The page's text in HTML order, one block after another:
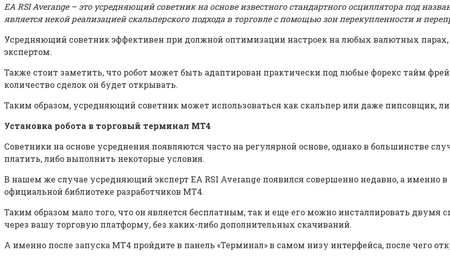
EA RSI Averange – это усредняющий советник на основе известного стандартного осциллятора под
является некой реализацией скальперского подхода в торговле с помощью зон перекупленности и
Усредняющий советник эффективен при должной оптимизации настроек на любых валютных
экспертом.
Также стоит заметить, что робот может быть адаптирован практически под любые форекс тайм
количество сделок он будет открывать.
Таким образом, усредняющий советник может использоваться как скальпер или даже пипсовщик,
Установка робота в торговый терминал МТ4
Советники на основе усреднения появляются часто на регулярной основе, однако в большинстве
платить, либо выполнить некоторые условия.
В нашем же случае усредняющий эксперт EA RSI Averange появился совершенно недавно, а именно
официальной библиотеке разработчиков МТ4.
Таким образом мало того, что он является бесплатным, так и еще его можно инсталлировать двумя
через вашу торговую платформу, без каких-либо дополнительных скачиваний.
А именно после запуска МТ4 пройдите в панель «Терминал» в самом низу интерфейса, после чего